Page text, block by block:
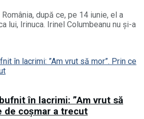
după ce, pe 14 iunie, el a
lui, Irinuca. Irinel Columbeanu nu și-a
în lacrimi: ”Am vrut să
de coșmar a trecut